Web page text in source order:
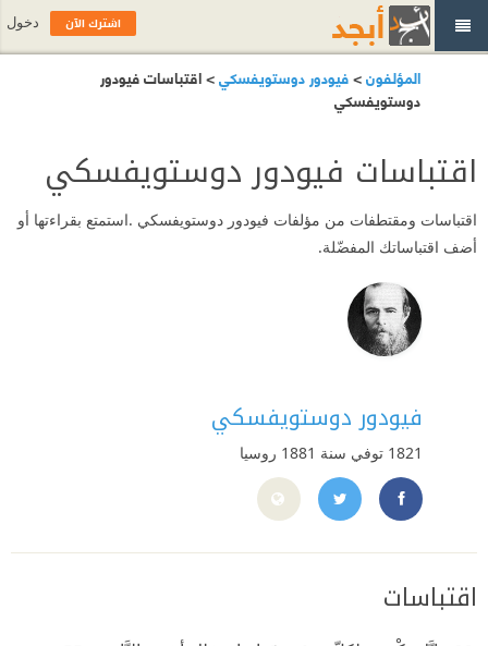
المؤلفون>فيودور دوستويفسكي> اقتباسات فيودور
دوستويفسكي
اقتباسات فيودور دوستويفسكي
اقتباسات ومقتطفات من مؤلفات فيودور دوستويفسكي .استمتع بقراءتها أو
أضف اقتباساتك المفضّلة.
فيودور دوستويفسكي
1821 توفي سنة 1881 روسيا
100864843428617
https://twitter.com/dostoevsky_f
اقتباسات
اشترك الآن دخول